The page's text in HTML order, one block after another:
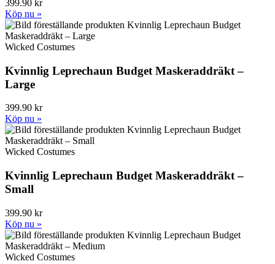
399.90 kr
Köp nu »
Wicked Costumes
Kvinnlig Leprechaun Budget Maskeraddräkt –
Large
399.90 kr
Köp nu »
Wicked Costumes
Kvinnlig Leprechaun Budget Maskeraddräkt –
Small
399.90 kr
Köp nu »
Wicked Costumes